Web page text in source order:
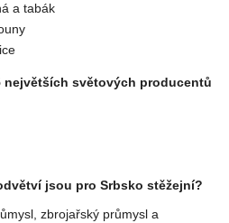
a tabák
největších světových producentů
jsou pro Srbsko stěžejní?
zbrojařský průmysl a